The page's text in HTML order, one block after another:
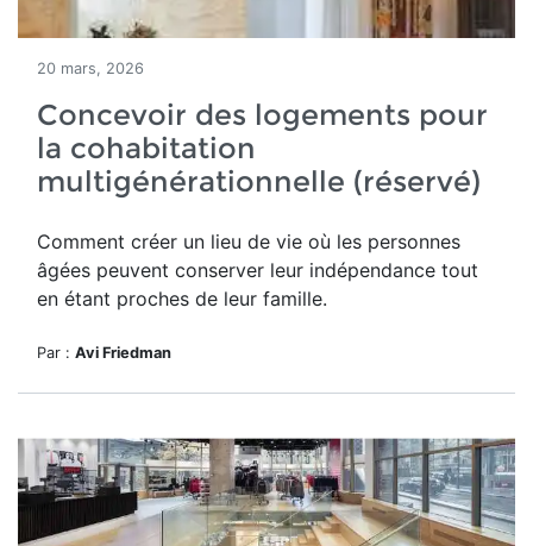
20 mars, 2026
Concevoir des logements pour
la cohabitation
multigénérationnelle (réservé)
Comment créer un lieu de vie où les personnes
âgées peuvent conserver leur indépendance tout
en étant proches de leur famille.
Par : Avi Friedman